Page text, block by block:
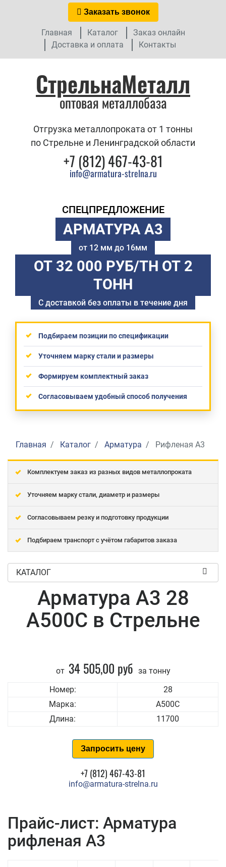
Заказать звонок
Главная Каталог
Заказ онлайн
Доставка и оплата
Контакты
СтрельнаМеталл
оптовая металлобаза
Отгрузка металлопроката от 1 тонны
по Стрельне и Ленинградской области
+7 (812) 467-43-81
info@armatura-strelna.ru
СПЕЦПРЕДЛОЖЕНИЕ
АРМАТУРА А3
от 12 мм до 16мм
ОТ 32 000 РУБ/ТН ОТ 2
ТОНН
С доставкой без оплаты в течение дня
Подбираем позиции по спецификации
Уточняем марку стали и размеры
Формируем комплектный заказ
Согласовываем удобный способ получения
Главная Каталог Арматура Рифленая А3
Комплектуем заказ из разных видов металлопроката
Уточняем марку стали, диаметр и размеры
Согласовываем резку и подготовку продукции
Подбираем транспорт с учётом габаритов заказа
КАТАЛОГ
Арматура А3 28
А500С в Стрельне
от 34 505,00 руб за тонну
Номер:
28
Марка:
А500С
Длина:
11700
Запросить цену
+7 (812) 467-43-81
info@armatura-strelna.ru
Прайс-лист: Арматура
рифленая А3